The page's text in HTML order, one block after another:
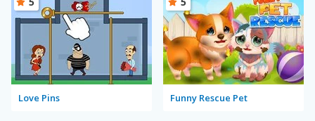
Love Pins Funny Rescue Pet